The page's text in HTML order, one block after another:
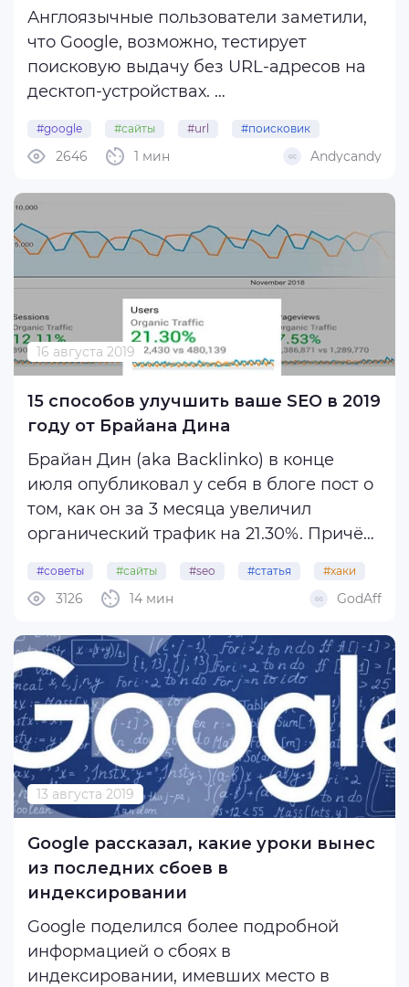
Англоязычные пользователи заметили,
что Google, возможно, тестирует
поисковую выдачу без URL-адресов на
десктоп-устройствах.
В этой версии SERP в верхней части
сниппета отображается фавикон, а
рядом с ним – символ «#» и стрелка
вниз.
В Google пока не прокомментировали
эту информацию. ...
#google #сайты #url #поисковик
#выдача 1 мин
2646 Andycandy
16 августа 2019
15 способов улучшить ваше SEO в 2019
году от Брайана Дина
Брайан Дин (aka Backlinko) в конце
июля опубликовал у себя в блоге пост о
том, как он за 3 месяца увеличил
органический трафик на 21.30%. Причём
«приносите пользу читателям», а
конкретные небольшие SEO-хаки.
Всё это ...
#советы #сайты #seo #статья #хаки
14 мин
3126 GodAff
13 августа 2019
Google рассказал, какие уроки вынес
из последних сбоев в
индексировании
Google поделился более подробной
информацией о сбоях в
индексировании, имевших место в